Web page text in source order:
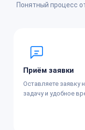
Понятный процесс
Приём заявки
Оставляете заявку
задачу и удобное